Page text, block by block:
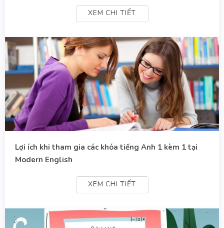
XEM CHI TIẾT
Lợi ích khi tham gia các khóa tiếng Anh 1 kèm 1 tại
Modern English
XEM CHI TIẾT